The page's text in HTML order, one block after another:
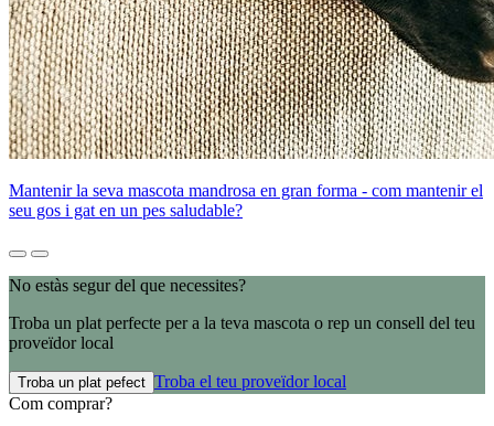
Mantenir la seva mascota mandrosa en gran forma - com mantenir el
seu gos i gat en un pes saludable?
No estàs segur del que necessites?
Troba un plat perfecte per a la teva mascota o rep un consell del teu
proveïdor local
Troba un plat pefect Troba el teu proveïdor local
Com comprar?